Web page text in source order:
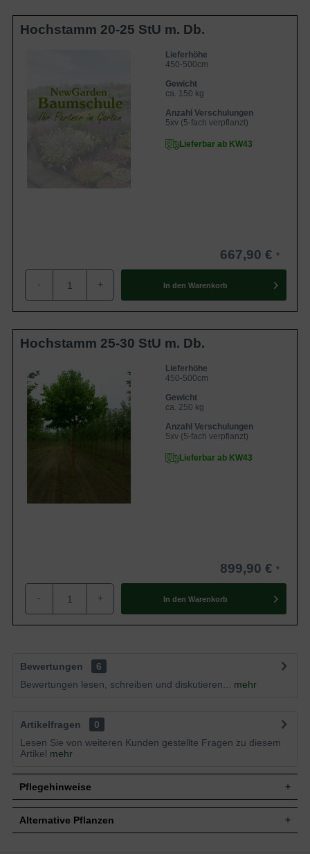
Hochstamm 20-25 StU m. Db.
Lieferhöhe
450-500cm
Gewicht
ca. 150 kg
Anzahl Verschulungen
5xv (5-fach verpflanzt)
Lieferbar ab KW43
667,90 €
- + In den Warenkorb
Hochstamm 25-30 StU m. Db.
Lieferhöhe
450-500cm
Gewicht
ca. 250 kg
Anzahl Verschulungen
5xv (5-fach verpflanzt)
Lieferbar ab KW43
899,90 €
- + In den Warenkorb
Bewertungen
6
Bewertungen lesen, schreiben und diskutieren...
mehr
Artikelfragen
0
Lesen Sie von weiteren Kunden gestellte Fragen zu diesem
Artikel mehr
Pflegehinweise
Pflanz- und Pflegetipps Prunus maackii 'Amber
Alternative Pflanzen